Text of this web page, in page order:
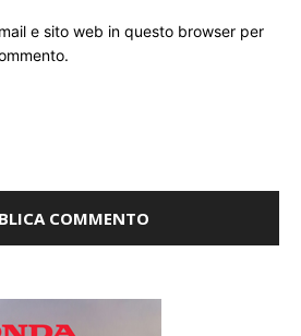
e sito web in questo browser per